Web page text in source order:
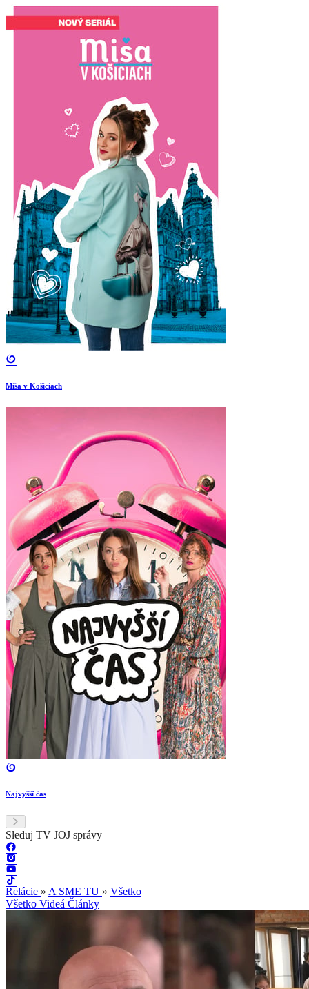
Miša v Košiciach
Najvyšší čas
Sleduj TV JOJ správy
Relácie » A SME TU » Všetko
Všetko Videá Články